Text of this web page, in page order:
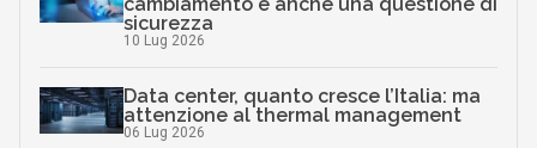
sicurezza
10 Lug 2026
Data center, quanto cresce l’Italia: ma
attenzione al thermal management
06 Lug 2026